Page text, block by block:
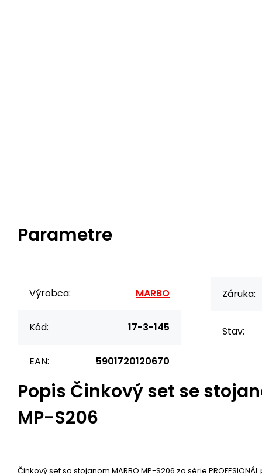
Parametre
Výrobca: MARBO
Kód: 17-3-145
EAN: 5901720120670
Záruka:
Stav:
Popis Činkový set se
MP-S206
Činkový set so stojanom MARBO MP-S206 zo série